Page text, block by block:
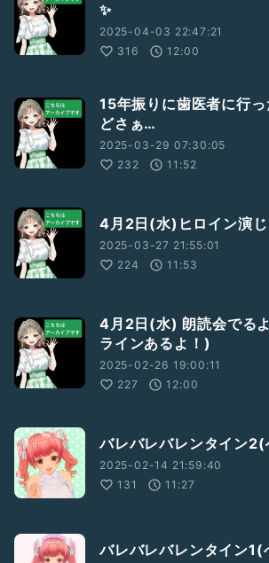
✨
2025-04-03 22:47:21
316
12:00
15年振りに歯医者に行
どさぁ…
2025-03-29 07:30:05
232
11:52
4月2日(水)ヒロイン演じ
2025-03-27 21:55:01
224
11:53
4月2日(水) 朗読会でる
ラインあるよ！)
2025-02-26 19:00:11
227
12:00
バレバレバレンタイン2(
2025-02-14 21:59:40
131
11:27
バレバレバレンタイン1(